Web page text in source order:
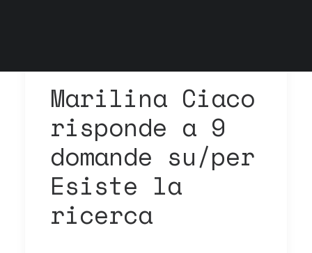
Marilina Ciaco
risponde a 9
domande su/per
Esiste la
ricerca